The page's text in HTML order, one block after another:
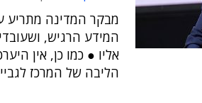
מבקר המדינה מתריע
המידע הרגיש,
אליו ● כמו כן, אין
הליבה של המרכז